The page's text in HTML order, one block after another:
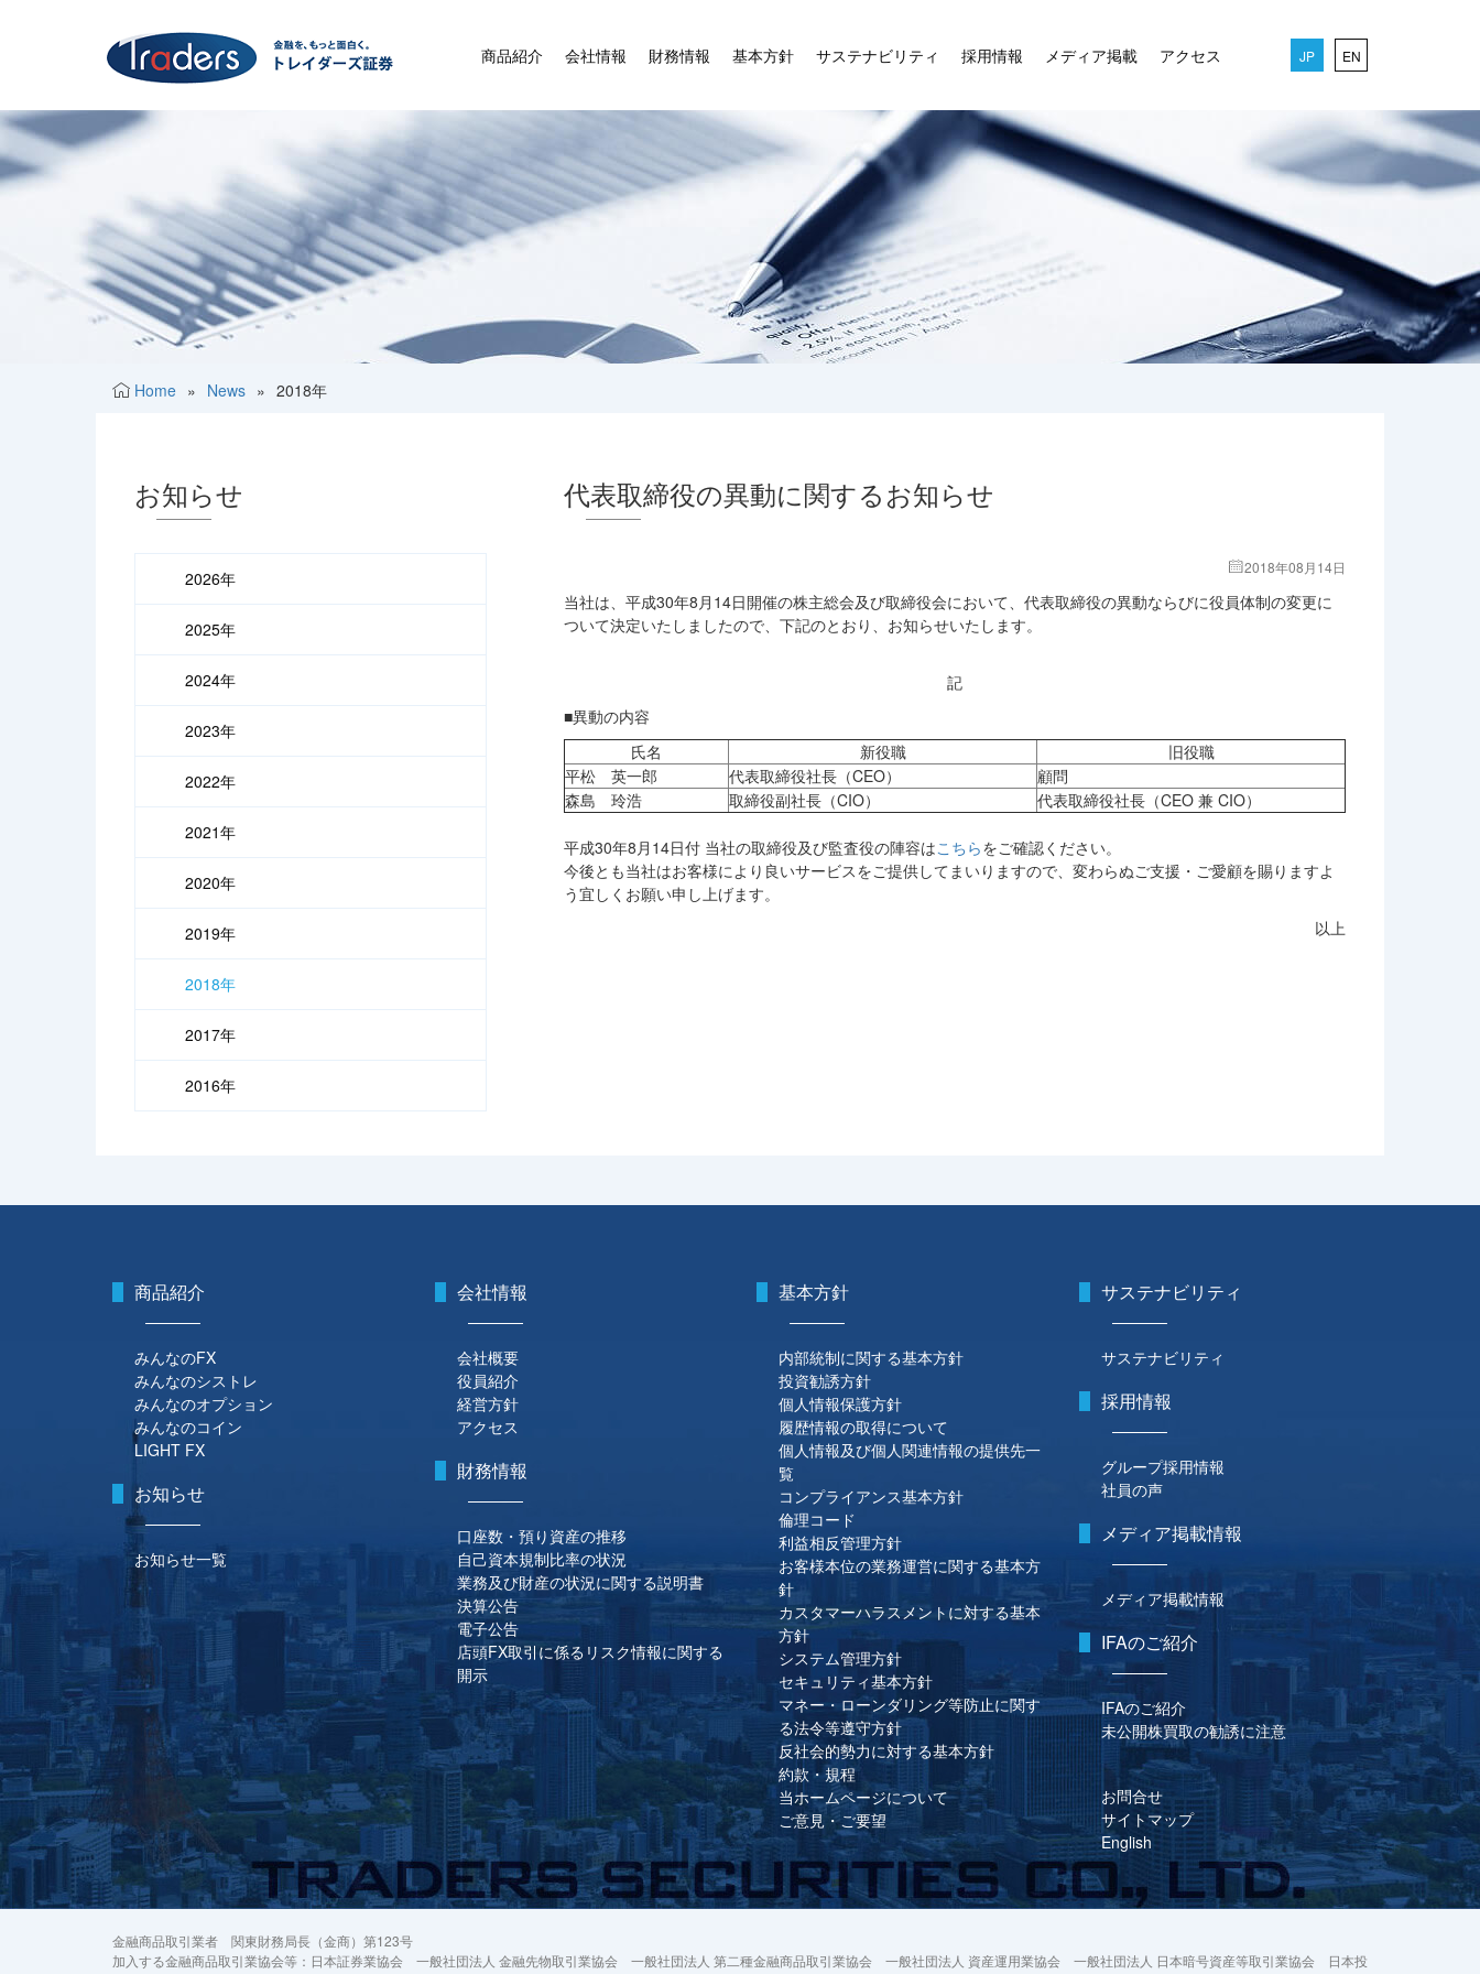
商品紹介 会社情報 財務情報 基本方針 サステナビリティ 採用情報 メディア掲載 アクセス JP EN
Home » News » 2018年
代表取締役の異動に関するお知らせ
2018年08月14日
当社は、平成30年8月14日開催の株主総会及び取締役会において、代表取締役の異動ならびに役員体制の変更に
ついて決定いたしましたので、下記のとおり、お知らせいたします。
記
■異動の内容
氏名
新役職
旧役職
平松 英一郎
代表取締役社長（CEO）
顧問
森島 玲浩
取締役副社長（CIO） 代表取締役社長（CEO 兼 CIO）
平成30年8月14日付 当社の取締役及び監査役の陣容はこちらをご確認ください。
今後とも当社はお客様により良いサービスをご提供してまいりますので、変わらぬご支援・ご愛顧を賜りますよ
う宜しくお願い申し上げます。
以上
お知らせ
2026年
2025年
2024年
2023年
2022年
2021年
2020年
2019年
2018年
2017年
2016年
商品紹介
みんなのFX
みんなのシストレ
みんなのオプション
みんなのコイン
LIGHT FX
お知らせ
お知らせ一覧
会社情報
会社概要
役員紹介
経営方針
アクセス
財務情報
口座数・預り資産の推移
自己資本規制比率の状況
業務及び財産の状況に関する説明書
決算公告
電子公告
店頭FX取引に係るリスク情報に関する
開示
基本方針
内部統制に関する基本方針
投資勧誘方針
個人情報保護方針
履歴情報の取得について
個人情報及び個人関連情報の提供先一
覧
コンプライアンス基本方針
倫理コード
利益相反管理方針
お客様本位の業務運営に関する基本方
針
カスタマーハラスメントに対する基本
方針
システム管理方針
セキュリティ基本方針
マネー・ローンダリング等防止に関す
る法令等遵守方針
反社会的勢力に対する基本方針
約款・規程
当ホームページについて
ご意見・ご要望
サステナビリティ
サステナビリティ
採用情報
グループ採用情報
社員の声
メディア掲載情報
メディア掲載情報
IFAのご紹介
IFAのご紹介
未公開株買取の勧誘に注意
お問合せ
サイトマップ
English
金融商品取引業者 関東財務局長（金商）第123号
加入する金融商品取引業協会等：日本証券業協会 一般社団法人 金融先物取引業協会 一般社団法人 第二種金融商品取引業協会 一般社団法人 資産運用業協会 一般社団法人 日本暗号資産等取引業協会 日本投